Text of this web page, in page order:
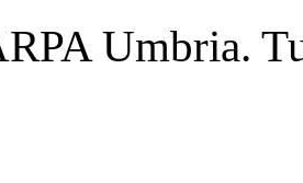
Umbria.